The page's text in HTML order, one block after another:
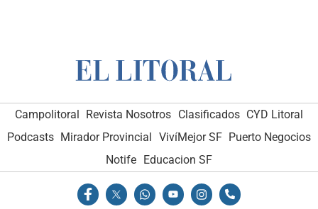
Campolitoral Revista Nosotros Clasificados CYD Litoral
Podcasts Mirador Provincial VivíMejor SF Puerto Negocios
Notife
Educacion SF